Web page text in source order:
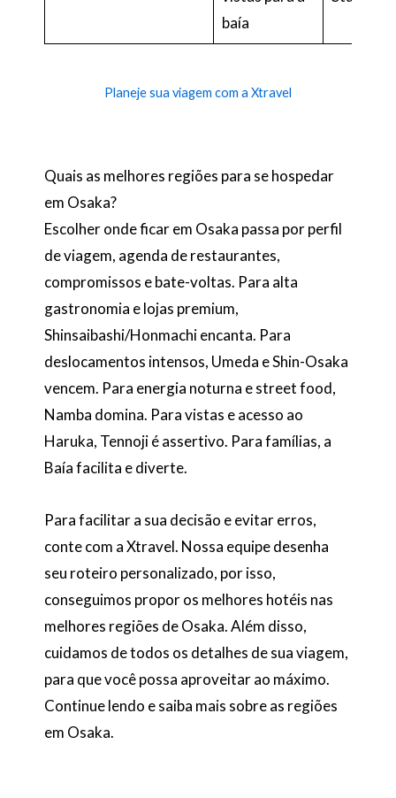
baía
Planeje sua viagem com a Xtravel
Quais as melhores regiões para se hospedar
em Osaka?
Escolher onde ficar em Osaka passa por perfil
de viagem, agenda de restaurantes,
compromissos e bate-voltas. Para alta
gastronomia e lojas premium,
Shinsaibashi/Honmachi encanta. Para
deslocamentos intensos, Umeda e Shin-Osaka
vencem. Para energia noturna e street food,
Namba domina. Para vistas e acesso ao
Haruka, Tennoji é assertivo. Para famílias, a
Baía facilita e diverte.
Para facilitar a sua decisão e evitar erros,
conte com a Xtravel. Nossa equipe desenha
seu roteiro personalizado, por isso,
conseguimos propor os melhores hotéis nas
melhores regiões de Osaka. Além disso,
cuidamos de todos os detalhes de sua viagem,
para que você possa aproveitar ao máximo.
Continue lendo e saiba mais sobre as regiões
em Osaka.